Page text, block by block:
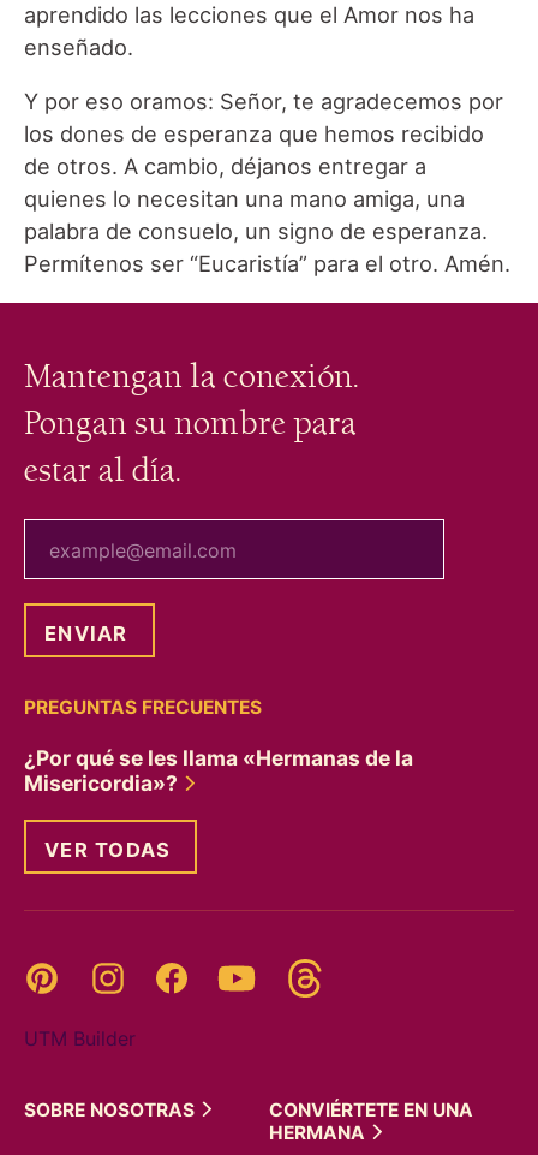
aprendido las lecciones que el Amor nos ha
enseñado.
Y por eso oramos: Señor, te agradecemos por
los dones de esperanza que hemos recibido
de otros. A cambio, déjanos entregar a
quienes lo necesitan una mano amiga, una
palabra de consuelo, un signo de esperanza.
Permítenos ser “Eucaristía” para el otro. Amén.
Mantengan la conexión.
Pongan su nombre para
estar al día.
PREGUNTAS FRECUENTES
¿Por qué se les llama «Hermanas de la
Misericordia»?
VER TODAS
Pinterest InstagramFacebookYouTube
UTM Builder
SOBRE NOSOTRAS
CONVIÉRTETE EN UNA
HERMANA